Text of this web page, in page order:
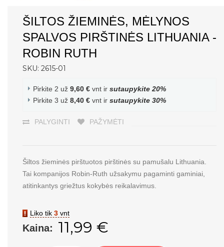
ŠILTOS ŽIEMINĖS, MĖLYNOS
SPALVOS PIRŠTINĖS LITHUANIA -
ROBIN RUTH
SKU: 2615-01
Pirkite 2 už 9,60 € vnt ir sutaupykite 20%
Pirkite 3 už 8,40 € vnt ir sutaupykite 30%
PALYGINTI PAŽYMĖTI
Šiltos žieminės pirštuotos pirštinės su pamušalu Lithuania.
Tai kompanijos Robin-Ruth užsakymu pagaminti gaminiai,
atitinkantys griežtus kokybės reikalavimus.
Liko tik 3 vnt
Kaina: 11,99 €